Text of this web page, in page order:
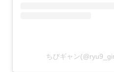
ちびギャン